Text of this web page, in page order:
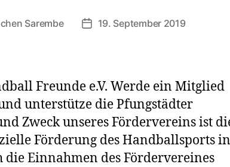
Sarembe Veröffentlichungsdatum
19. September 2019
Freunde e.V. Werde ein Mitglied
unterstütze die Pfungstädter
Zweck unseres Fördervereins ist
Förderung des Handballsports in
die Einnahmen des Fördervereines